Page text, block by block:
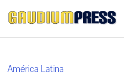
América Latina